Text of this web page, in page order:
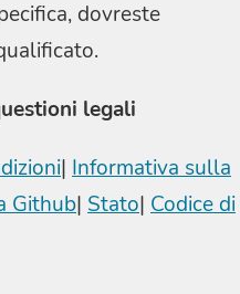
dovreste
legali
| Informativa sulla
Github| Stato| Codice di